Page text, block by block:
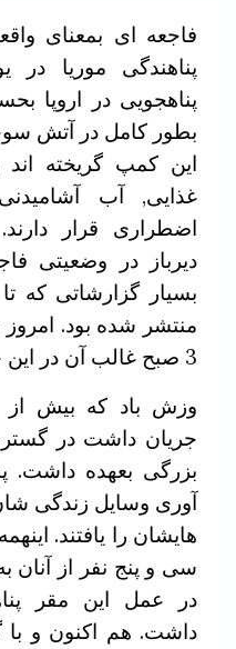
فاجعه ای بمعنای
پناهندگی موریا در
پناهجویی در اروپا
بطور کامل در آتش
این کمپ گریخته
غذایی, آب
اضطراری قرار
دیرباز در وضعیتی
بسیار گزارشاتی که
3 صبح غالب آن در این حریق بزرگ سوخت.
وزش باد که بیش از
جریان داشت در
بزرگی بعهده داشت.
آوری وسایل زندگی
هایشان را یافتند.
سی و پنج نفر از آنان
در عمل این مقر
داشت. هم اکنون و با